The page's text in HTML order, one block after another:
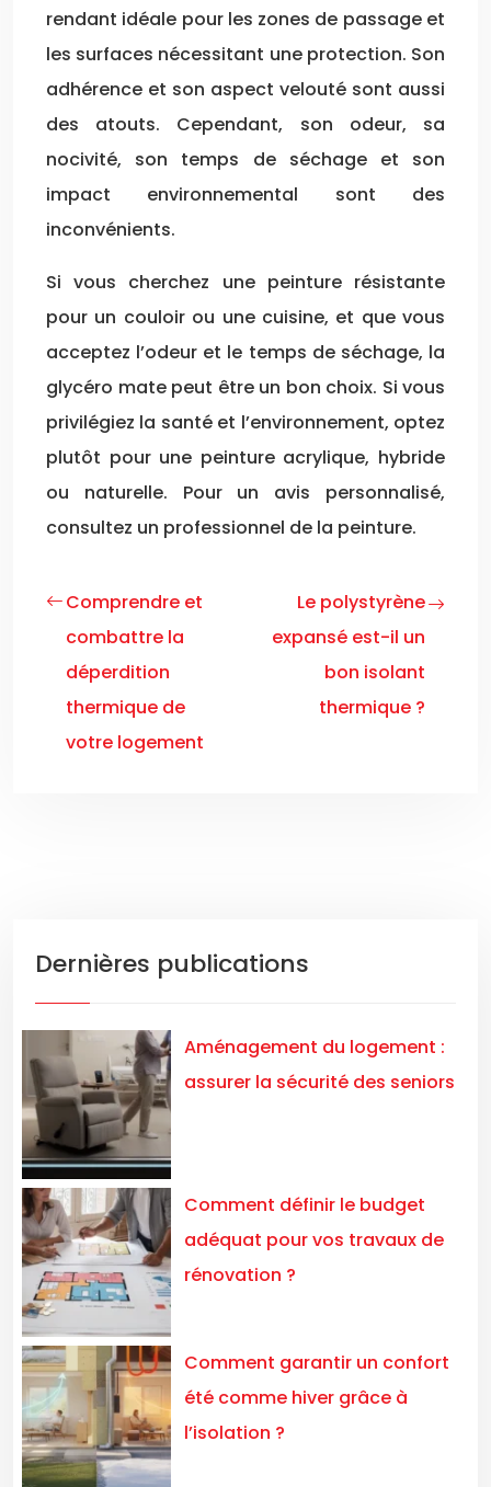
rendant idéale pour les zones de passage et
les surfaces nécessitant une protection. Son
adhérence et son aspect velouté sont aussi
des atouts. Cependant, son odeur, sa
nocivité, son temps de séchage et son
impact environnemental sont des
inconvénients.
Si vous cherchez une peinture résistante
pour un couloir ou une cuisine, et que vous
acceptez l’odeur et le temps de séchage, la
glycéro mate peut être un bon choix. Si vous
privilégiez la santé et l’environnement, optez
plutôt pour une peinture acrylique, hybride
ou naturelle. Pour un avis personnalisé,
consultez un professionnel de la peinture.
Comprendre et
combattre la
déperdition
thermique de
votre logement
Le polystyrène
expansé est-il un
bon isolant
thermique ?
Dernières publications
Aménagement du logement :
assurer la sécurité des seniors
Comment définir le budget
adéquat pour vos travaux de
rénovation ?
Comment garantir un confort
été comme hiver grâce à
l’isolation ?